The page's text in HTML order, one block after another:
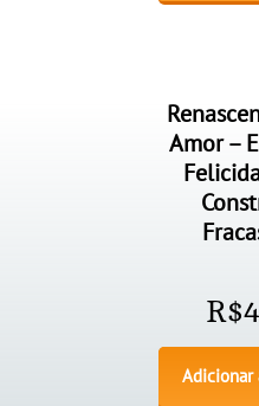
Amor –
R$
Adicionar